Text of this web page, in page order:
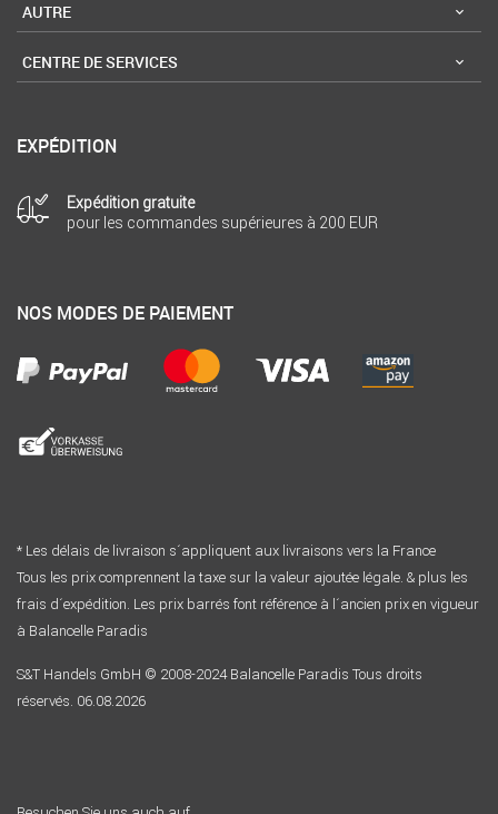
AUTRE
CENTRE DE SERVICES
EXPÉDITION
Expédition gratuite
pour les commandes supérieures à 200 EUR
NOS MODES DE PAIEMENT
* Les délais de livraison s´appliquent aux livraisons vers la France
Tous les prix comprennent la taxe sur la valeur ajoutée légale. & plus les
frais d´expédition. Les prix barrés font référence à l´ancien prix en vigueur
à Balancelle Paradis
S&T Handels GmbH © 2008-2024 Balancelle Paradis Tous droits
réservés. 06.08.2026